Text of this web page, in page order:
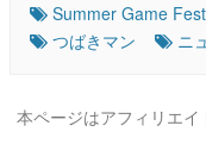
Summer Game
つばきマン
ニ
本ページはアフィリエ